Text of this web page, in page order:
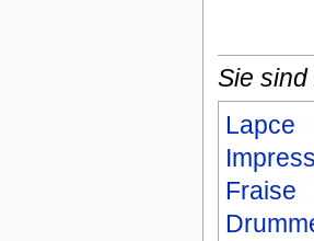
Sie sind
Lapce
Fraise